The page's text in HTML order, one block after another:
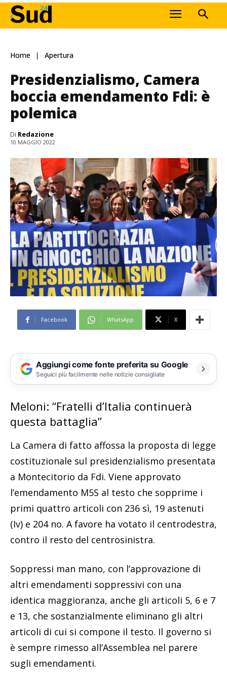
Home Apertura
Presidenzialismo, Camera
boccia emendamento Fdi: è
polemica
Di Redazione
10 MAGGIO 2022
Facebook WhatsApp X
Aggiungi come fonte preferita su Google
Seguici più facilmente nelle notizie consigliate
Meloni: “Fratelli d’Italia continuerà
questa battaglia”
La Camera di fatto affossa la proposta di legge
costituzionale sul presidenzialismo presentata
a Montecitorio da Fdi. Viene approvato
l’emendamento M5S al testo che sopprime i
primi quattro articoli con 236 sì, 19 astenuti
(Iv) e 204 no. A favore ha votato il centrodestra,
contro il resto del centrosinistra.
Soppressi man mano, con l’approvazione di
altri emendamenti soppressivi con una
identica maggioranza, anche gli articoli 5, 6 e 7
e 13, che sostanzialmente eliminano gli altri
articoli di cui si compone il testo. Il governo si
è sempre rimesso all’Assemblea nel parere
sugli emendamenti.